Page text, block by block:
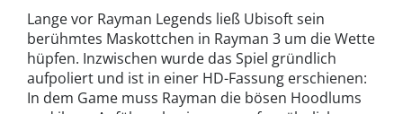
Lange vor Rayman Legends ließ Ubisoft sein
berühmtes Maskottchen in Rayman 3 um die Wette
hüpfen. Inzwischen wurde das Spiel gründlich
aufpoliert und ist in einer HD-Fassung erschienen:
In dem Game muss Rayman die bösen Hoodlums